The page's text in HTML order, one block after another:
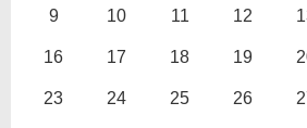
9 10 11 12
16 17 18 19
23 24 25 26